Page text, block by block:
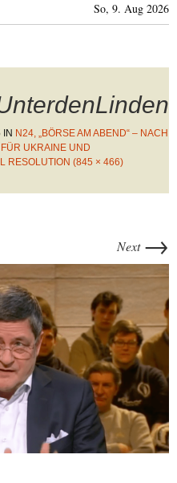
So, 9. Aug 2026
IN N24, „BÖRSE AM ABEND“ – NACH
UKRAINE UND
RESOLUTION (845 × 466)
Next →